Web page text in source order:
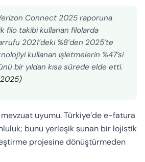
Connect 2025 raporuna
filo takibi kullanan filolarda
2021’deki %8’den 2025’te
kullanan işletmelerin %47’si
bir yıldan kısa sürede elde etti.
uyumu. Türkiye’de e-fatura
bunu yerleşik sunan bir lojistik
projesine dönüştürmeden